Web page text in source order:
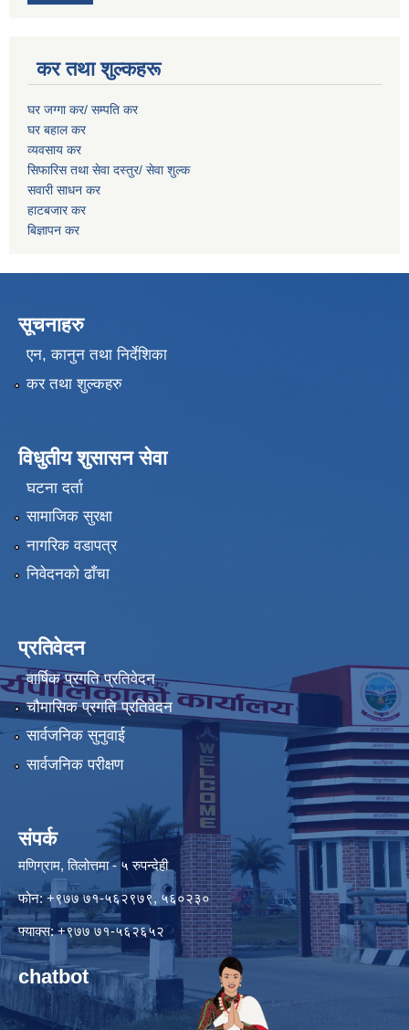
कर तथा शुल्कहरू
घर जग्गा कर/ सम्पति कर
घर बहाल कर
व्यवसाय कर
सिफारिस तथा सेवा दस्तुर/ सेवा शुल्क
सवारी साधन कर
हाटबजार कर
बिज्ञापन कर
सूचनाहरु
एन, कानुन तथा निर्देशिका
कर तथा शुल्कहरु
विधुतीय शुसासन सेवा
घटना दर्ता
सामाजिक सुरक्षा
नागरिक वडापत्र
निवेदनको ढाँचा
प्रतिवेदन
वार्षिक प्रगति प्रतिवेदन
चौमासिक प्रगति प्रतिवेदन
सार्वजनिक सुनुवाई
सार्वजनिक परीक्षण
संपर्क
मणिग्राम, तिलोत्तमा - ५ रुपन्देही
फोन: +९७७ ७१-५६२९७९, ५६०२३०
फ्याक्स: +९७७ ७१-५६२६५२
chatbot